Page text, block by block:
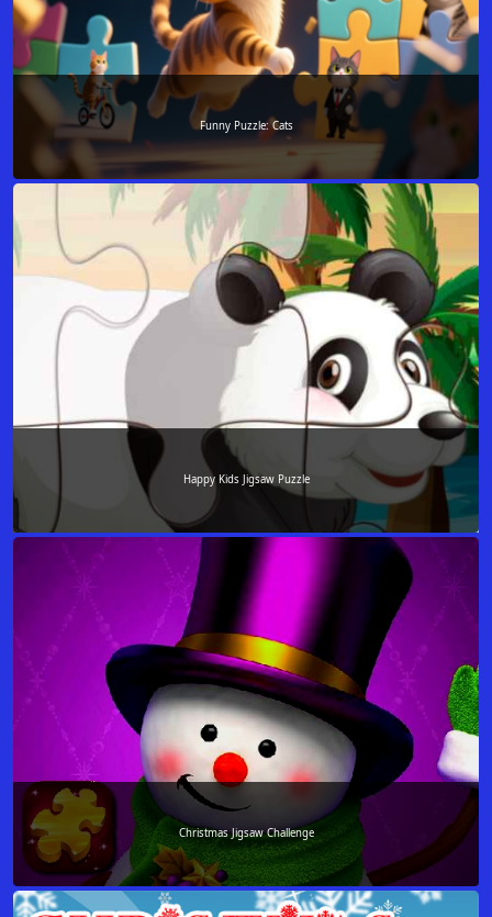
Funny Puzzle: Cats
Happy Kids Jigsaw Puzzle
Christmas Jigsaw Challenge